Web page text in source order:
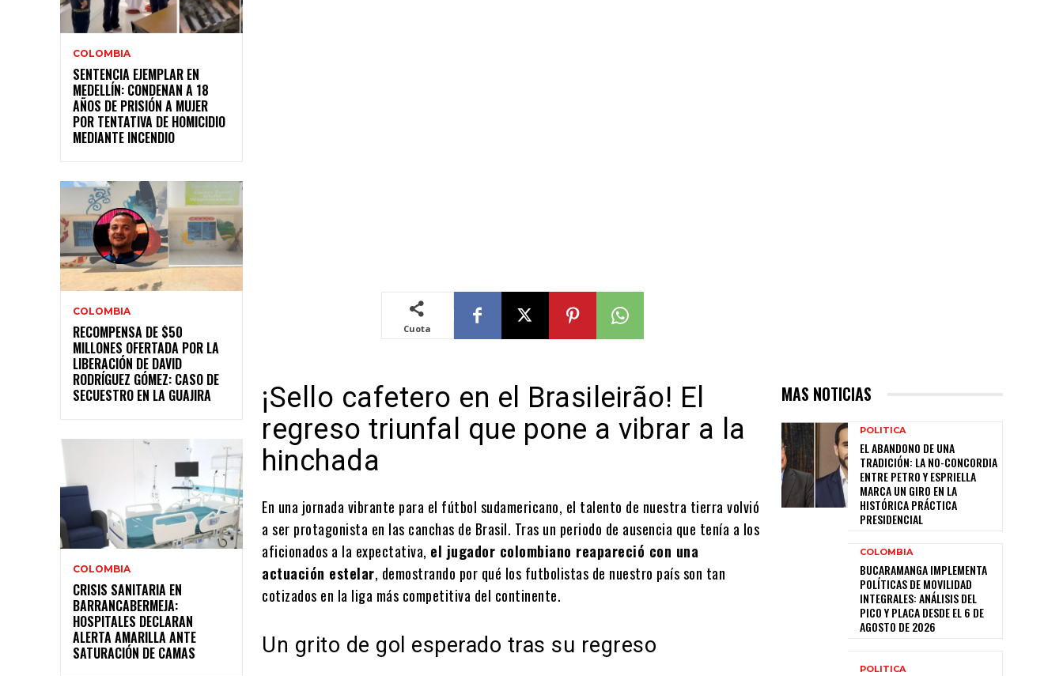
COLOMBIA
SENTENCIA EJEMPLAR EN
MEDELLÍN: CONDENAN A 18
AÑOS DE PRISIÓN A MUJER
POR TENTATIVA DE HOMICIDIO
MEDIANTE INCENDIO
COLOMBIA
RECOMPENSA DE $50
MILLONES OFERTADA POR LA
LIBERACIÓN DE DAVID
RODRÍGUEZ GÓMEZ: CASO DE
SECUESTRO EN LA GUAJIRA
COLOMBIA
CRISIS SANITARIA EN
BARRANCABERMEJA:
HOSPITALES DECLARAN
ALERTA AMARILLA ANTE
SATURACIÓN DE CAMAS
Cuota
¡Sello cafetero en el Brasileirão! El
regreso triunfal que pone a vibrar a la
hinchada
En una jornada vibrante para el fútbol sudamericano, el talento de nuestra tierra volvió
a ser protagonista en las canchas de Brasil. Tras un periodo de ausencia que tenía a los
aficionados a la expectativa, el jugador colombiano reapareció con una
actuación estelar, demostrando por qué los futbolistas de nuestro país son tan
cotizados en la liga más competitiva del continente.
Un grito de gol esperado tras su regreso
MAS NOTICIAS
POLITICA
EL ABANDONO DE UNA
TRADICIÓN: LA NO-CONCORDIA
ENTRE PETRO Y ESPRIELLA
MARCA UN GIRO EN LA
HISTÓRICA PRÁCTICA
PRESIDENCIAL
COLOMBIA
BUCARAMANGA IMPLEMENTA
POLÍTICAS DE MOVILIDAD
INTEGRALES: ANÁLISIS DEL
PICO Y PLACA DESDE EL 6 DE
AGOSTO DE 2026
POLITICA